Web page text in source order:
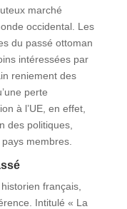
marché
occidental. Les
du passé ottoman
intéressées par
reniement des
perte
à l’UE, en effet,
des politiques,
membres.
français,
Intitulé « La